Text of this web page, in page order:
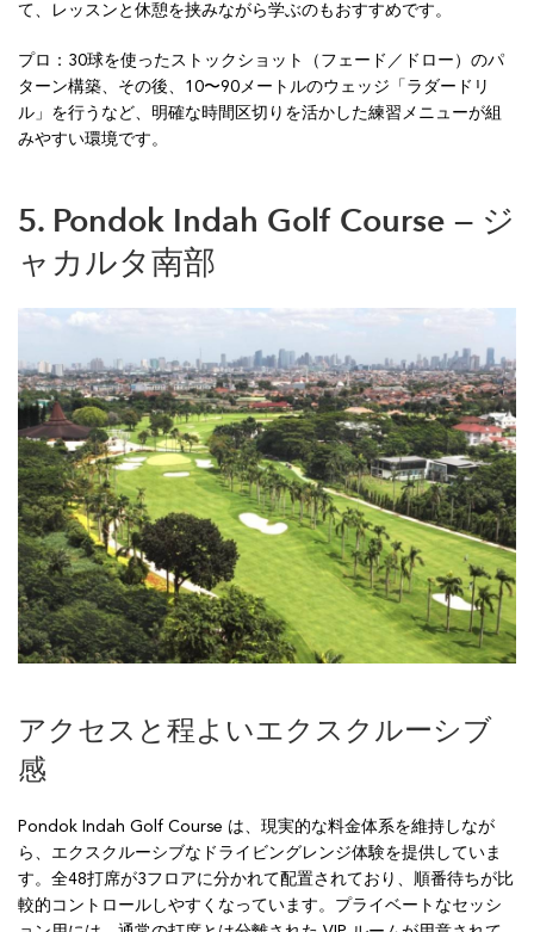
て、レッスンと休憩を挟みながら学ぶのもおすすめです。
プロ：30球を使ったストックショット（フェード／ドロー）のパ
ターン構築、その後、10〜90メートルのウェッジ「ラダードリ
ル」を行うなど、明確な時間区切りを活かした練習メニューが組
みやすい環境です。
5. Pondok Indah Golf Course — ジ
ャカルタ南部
アクセスと程よいエクスクルーシブ
感
Pondok Indah Golf Course は、現実的な料金体系を維持しなが
ら、エクスクルーシブなドライビングレンジ体験を提供していま
す。全48打席が3フロアに分かれて配置されており、順番待ちが比
較的コントロールしやすくなっています。プライベートなセッシ